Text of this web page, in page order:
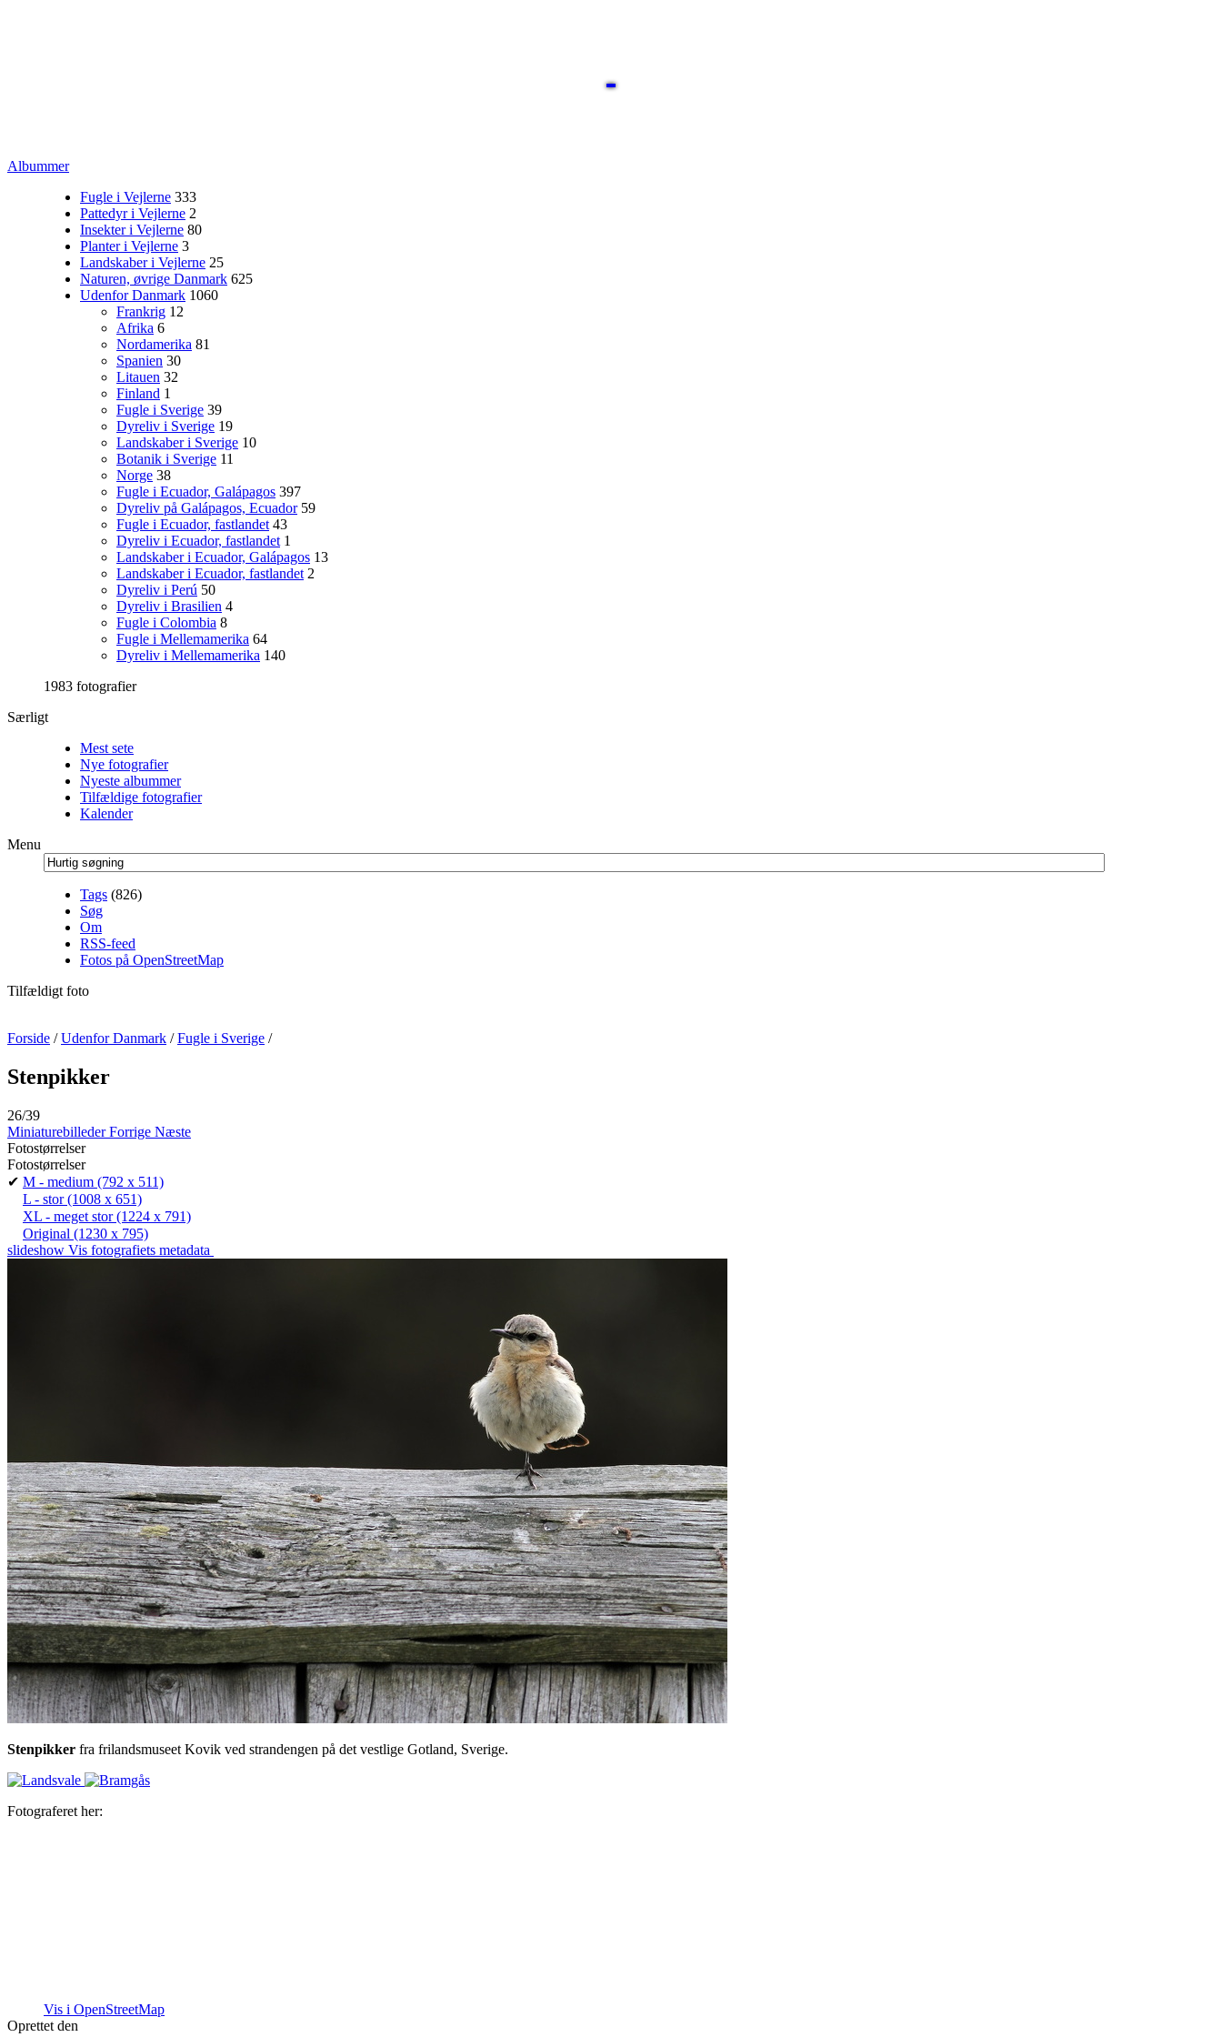
Albummer
Fugle i Vejlerne 333
Pattedyr i Vejlerne 2
Insekter i Vejlerne 80
Planter i Vejlerne 3
Landskaber i Vejlerne 25
Naturen, øvrige Danmark 625
Udenfor Danmark 1060
Frankrig 12
Afrika 6
Nordamerika 81
Spanien 30
Litauen 32
Finland 1
Fugle i Sverige 39
Dyreliv i Sverige 19
Landskaber i Sverige 10
Botanik i Sverige 11
Norge 38
Fugle i Ecuador, Galápagos 397
Dyreliv på Galápagos, Ecuador 59
Fugle i Ecuador, fastlandet 43
Dyreliv i Ecuador, fastlandet 1
Landskaber i Ecuador, Galápagos 13
Landskaber i Ecuador, fastlandet 2
Dyreliv i Perú 50
Dyreliv i Brasilien 4
Fugle i Colombia 8
Fugle i Mellemamerika 64
Dyreliv i Mellemamerika 140
1983 fotografier
Særligt
Mest sete
Nye fotografier
Nyeste albummer
Tilfældige fotografier
Kalender
Menu
Tags (826)
Søg
Om
RSS-feed
Fotos på OpenStreetMap
Tilfældigt foto
Forside /Udenfor Danmark /Fugle i Sverige /
Stenpikker
26/39
Miniaturebilleder Forrige Næste
Fotostørrelser
Fotostørrelser
✔ M - medium (792 x 511)
L - stor(1008 x 651)
XL - meget stor(1224 x 791)
Original (1230 x 795)
slideshow Vis fotografiets metadata
Stenpikker fra frilandsmuseet Kovik ved strandengen på det vestlige Gotland, Sverige.
Fotograferet her:
Vis i OpenStreetMap
Oprettet den